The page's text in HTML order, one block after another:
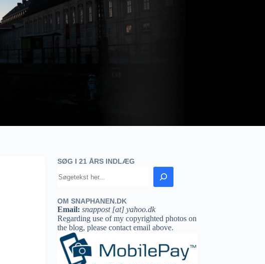
SØG I 21 ÅRS INDLÆG
OM SNAPHANEN.DK
Email: snappost [at] yahoo.dk
Regarding use of my copyrighted photos on
the blog, please contact email above.